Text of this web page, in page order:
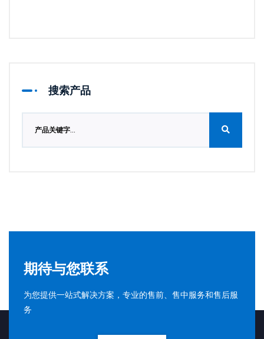
搜索产品
期待与您联系
为您提供一站式解决方案，专业的售前、售中服务和售后服
务